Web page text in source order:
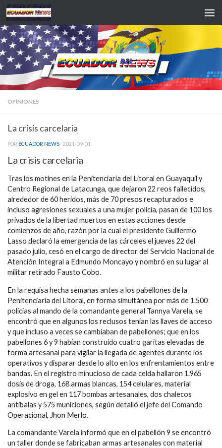
Saltar al contenido
OPINIONES
La crisis carcelaria
POR ECUADOR NEWS · 2021-09-01
La crisis carcelaria
Tras los motines en la Penitenciaría del Litoral en Guayaquil y
Centro Regional de Latacunga, que dejaron 22 reos fallecidos,
alrededor de 60 heridos, más de 70 presos recapturados e
incluso agresiones sexuales a una mujer policía, pasan de 100 los
privados de la libertad muertos en estas acciones desde
comienzos de año, razón por la cual el presidente Guillermo
Lasso declaró la emergencia de las cárceles el jueves 22 del
pasado julio, cesó en el cargo de director del Servicio Nacional de
Atención Integral a Edmundo Moncayo y nombró en su lugar al
militar retirado Fausto Cobo.
En la requisa hecha semanas antes a los pabellones de la
Penitenciaría del Litoral, en forma simultánea por más de 1.500
policías al mando de la comandante general Tannya Varela, se
encontró que en algunos los reclusos tenían las llaves de acceso
y que incluso a veces se cambiaban de pabellones; que en los
pabellones 6 y 9 habían construido cuatro garitas elevadas de
forma artesanal para vigilar la llegada de agentes durante los
operativos y disparar desde lo alto en los enfrentamientos entre
bandas. En el registro minucioso de cada celda hallaron 1.965
dosis de droga, 168 armas blancas, 154 celulares, material
explosivo en gel en 117 bombas artesanales, dos chalecos
antibalas y 575 municiones, según detalló el jefe del Comando
Operacional, Jhon Merlo.
La comandante Varela informó que en el pabellón 9 se encontró
un taller donde se fabricaban armas artesanales con material